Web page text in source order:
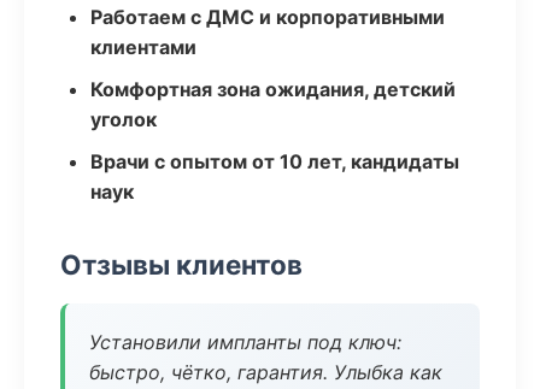
Работаем с ДМС и корпоративными
клиентами
Комфортная зона ожидания, детский
уголок
Врачи с опытом от 10 лет, кандидаты
наук
Отзывы клиентов
Установили импланты под ключ:
быстро, чётко, гарантия. Улыбка как